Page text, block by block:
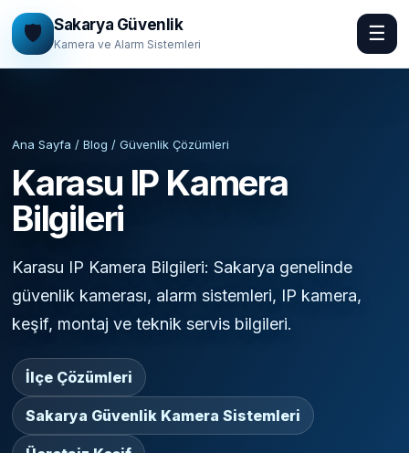
🛡️ Sakarya Güvenlik
Kamera ve Alarm Sistemleri ☰
Ana Sayfa / Blog / Güvenlik Çözümleri
Karasu IP Kamera
Bilgileri
Karasu IP Kamera Bilgileri: Sakarya genelinde
güvenlik kamerası, alarm sistemleri, IP kamera,
keşif, montaj ve teknik servis bilgileri.
İlçe Çözümleri
Sakarya Güvenlik Kamera Sistemleri